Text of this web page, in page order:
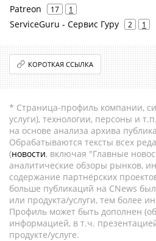
Patreon 17 1
ServiceGuru - Сервис Гуру 2 1
КОРОТКАЯ ССЫЛКА
* Страница-профиль компании,
услуги), технологии, персоны и
на основе анализа архива
Обрабатываются тексты всех
(новости, включая "Главные
аналитические обзоры рынков,
содержание партнёрских
больше публикаций на CNews
или продукта/услуги, тем более
Профиль может быть дополнен
информацией, в т.ч.
продукте/услуге.